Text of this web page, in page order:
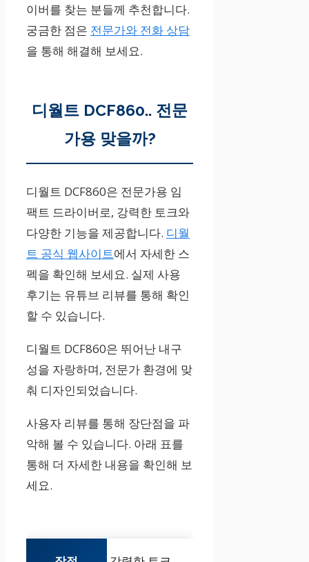
이버를 찾는 분들께 추천합니다.
궁금한 점은 전문가와 전화 상담
을 통해 해결해 보세요.
디월트 DCF860.. 전문
가용 맞을까?
디월트 DCF860은 전문가용 임
팩트 드라이버로, 강력한 토크와
다양한 기능을 제공합니다. 디월
트 공식 웹사이트에서 자세한 스
펙을 확인해 보세요. 실제 사용
후기는 유튜브 리뷰를 통해 확인
할 수 있습니다.
디월트 DCF860은 뛰어난 내구
성을 자랑하며, 전문가 환경에 맞
춰 디자인되었습니다.
사용자 리뷰를 통해 장단점을 파
악해 볼 수 있습니다. 아래 표를
통해 더 자세한 내용을 확인해 보
세요.